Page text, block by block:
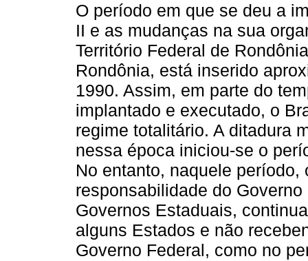
O período em que se deu a
II e as mudanças na sua
Território Federal de
Rondônia, está inserido
1990. Assim, em parte do
implantado e executado, o
regime totalitário. A ditadura
nessa época iniciou-se o
No entanto, naquele
responsabilidade do
Governos Estaduais,
alguns Estados e não
Governo Federal, como no